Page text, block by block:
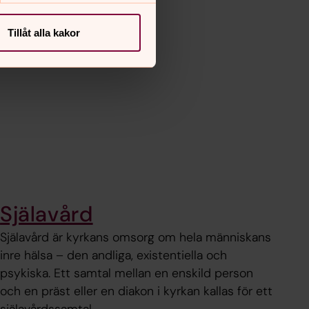
Tillåt alla kakor
Själavård
Själavård är kyrkans omsorg om hela människans
inre hälsa – den andliga, existentiella och
psykiska. Ett samtal mellan en enskild person
och en präst eller en diakon i kyrkan kallas för ett